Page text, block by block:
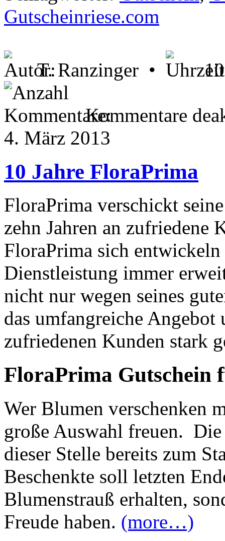
Gutscheinriese.com
T. Ranzinger •
Kommentare
4. März 2013
10 Jahre FloraPrima
FloraPrima verschickt
zehn Jahren an zufriedene
FloraPrima sich
Dienstleistung immer
nicht nur wegen seines
das umfangreiche
zufriedenen Kunden stark
FloraPrima Gutschein
Wer Blumen verschenken
große Auswahl freuen. Die
dieser Stelle bereits zum
Beschenkte soll letzten
Blumenstrauß erhalten,
Freude haben. (more…)